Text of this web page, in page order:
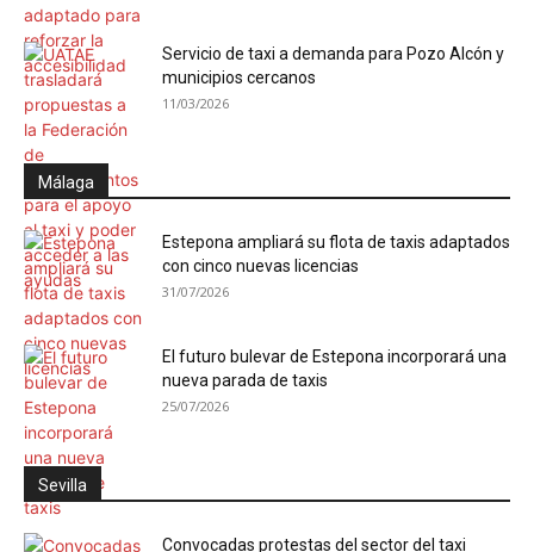
Servicio de taxi a demanda para Pozo Alcón y
municipios cercanos
11/03/2026
Málaga
Estepona ampliará su flota de taxis adaptados
con cinco nuevas licencias
31/07/2026
El futuro bulevar de Estepona incorporará una
nueva parada de taxis
25/07/2026
Sevilla
Convocadas protestas del sector del taxi